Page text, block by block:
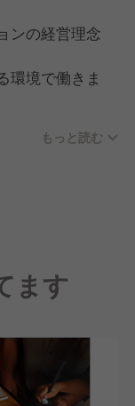
ンの経営理念
環境で働きま
を追求する職場
もっと読む
ます